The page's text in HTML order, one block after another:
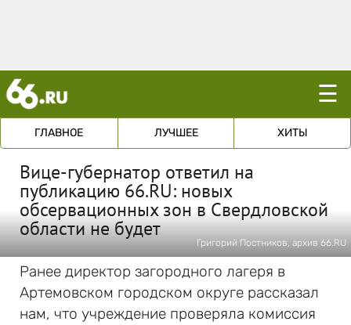
☰
ГЛАВНОЕ ЛУЧШЕЕ ХИТЫ
Вице-губернатор ответил на
публикацию 66.RU: новых
обсервационных зон в Свердловской
области не будет
Григорий Постников, архив 66.RU
Ранее директор загородного лагеря в
Артемовском городском округе рассказал
нам, что учреждение проверяла комиссия